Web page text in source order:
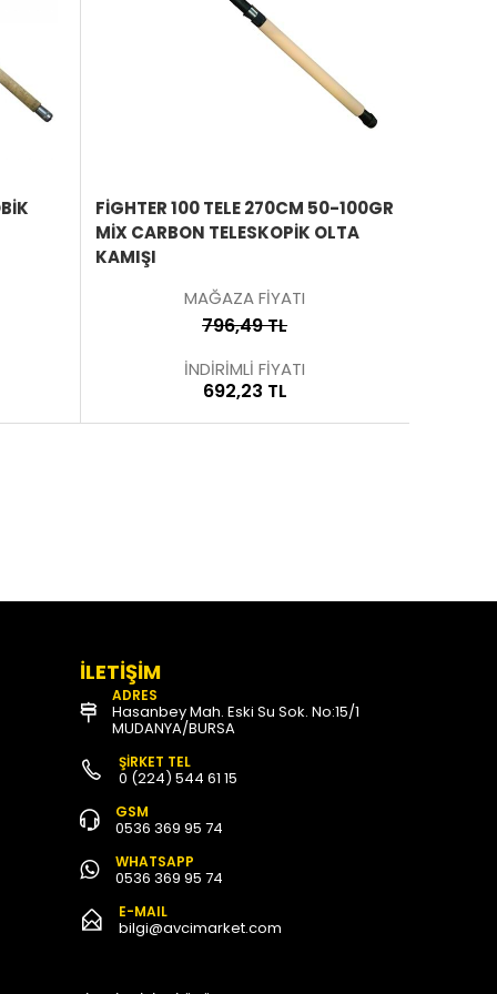
FIGHTER 100 TELE 270CM 50-100GR
MIX CARBON TELESKOPIK OLTA
KAMIŞI
MAĞAZA FİYATI
796,49 TL
İNDİRİMLİ FİYATI
692,23 TL
İLETİŞİM
ADRES
Hasanbey Mah. Eski Su Sok. No:15/1
MUDANYA/BURSA
ŞİRKET TEL
0 (224) 544 61 15
GSM
0536 369 95 74
WHATSAPP
0536 369 95 74
E-MAIL
bilgi@avcimarket.com